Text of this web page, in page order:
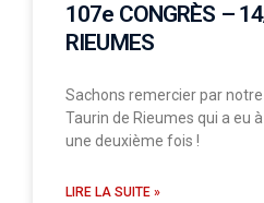
107e CONGRÈS –
RIEUMES
Sachons remercier par
Taurin de Rieumes qui a eu
une deuxième fois !
LIRE LA SUITE »